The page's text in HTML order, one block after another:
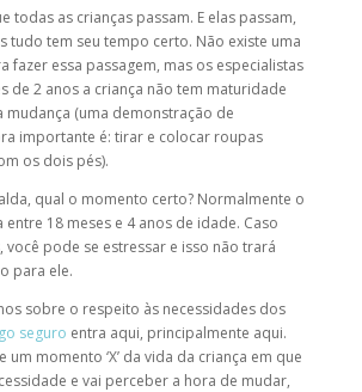
todas as crianças passam. E elas passam,
tudo tem seu tempo certo. Não existe uma
fazer essa passagem, mas os especialistas
de 2 anos a criança não tem maturidade
mudança (uma demonstração de
importante é: tirar e colocar roupas
os dois pés).
qual o momento certo? Normalmente o
18 meses e 4 anos de idade. Caso
você pode se estressar e isso não trará
para ele.
sobre o respeito às necessidades dos
seguro entra aqui, principalmente aqui.
um momento ‘X’ da vida da criança em que
e vai perceber a hora de mudar,